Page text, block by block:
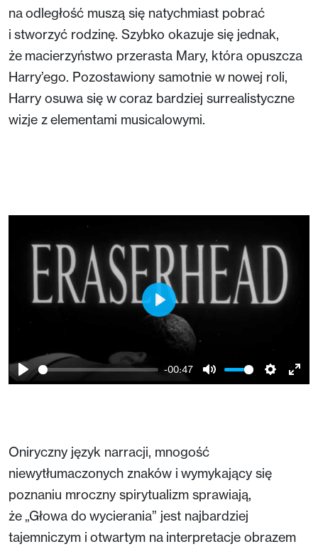
na odległość muszą się natychmiast pobrać
i stworzyć rodzinę. Szybko okazuje się jednak,
że macierzyństwo przerasta Mary, która opuszcza
Harry’ego. Pozostawiony samotnie w nowej roli,
Harry osuwa się w coraz bardziej surrealistyczne
wizje z elementami musicalowymi.
Play
-00:47
Mute Settings
Play
Oniryczny język narracji, mnogość
niewytłumaczonych znaków i wymykający się
poznaniu mroczny spirytualizm sprawiają,
że „Głowa do wycierania” jest najbardziej
tajemniczym i otwartym na interpretacje obrazem